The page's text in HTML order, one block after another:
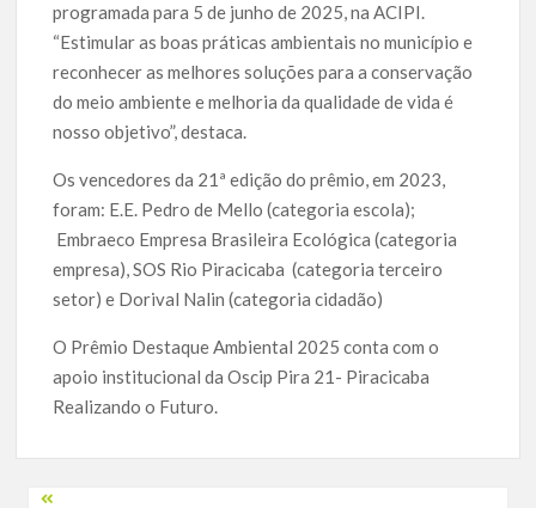
programada para 5 de junho de 2025, na ACIPI.
“Estimular as boas práticas ambientais no município e
reconhecer as melhores soluções para a conservação
do meio ambiente e melhoria da qualidade de vida é
nosso objetivo”, destaca.
Os vencedores da 21ª edição do prêmio, em 2023,
foram: E.E. Pedro de Mello (categoria escola);
Embraeco Empresa Brasileira Ecológica (categoria
empresa), SOS Rio Piracicaba (categoria terceiro
setor) e Dorival Nalin (categoria cidadão)
O Prêmio Destaque Ambiental 2025 conta com o
apoio institucional da Oscip Pira 21- Piracicaba
Realizando o Futuro.